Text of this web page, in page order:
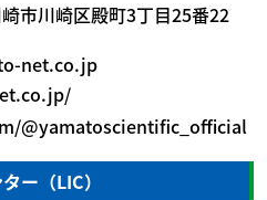
市川崎区殿町3丁目25番22
net.co.jp
@yamatoscientific_official
ー（LIC）